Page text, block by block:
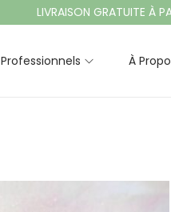
LIVRAISON GRATUITE À
Professionnels À